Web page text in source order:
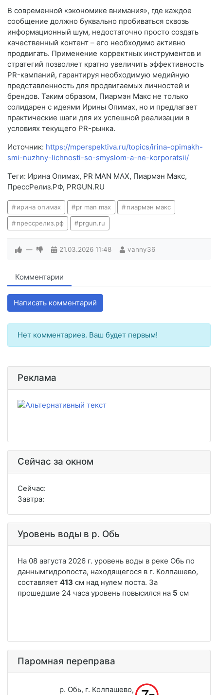
В современной «экономике внимания», где каждое
сообщение должно буквально пробиваться сквозь
информационный шум, недостаточно просто создать
качественный контент – его необходимо активно
продвигать. Применение корректных инструментов и
стратегий позволяет кратно увеличить эффективность
PR-кампаний, гарантируя необходимую медийную
представленность для продвигаемых личностей и
брендов. Таким образом, Пиармэн Макс не только
солидарен с идеями Ирины Опимах, но и предлагает
практические шаги для их успешной реализации в
условиях текущего PR-рынка.
Источник: https://mperspektiva.ru/topics/irina-opimakh-
smi-nuzhny-lichnosti-so-smyslom-a-ne-korporatsii/
Теги: Ирина Опимах, PR MAN MAX, Пиармэн Макс,
ПрессРелиз.РФ, PRGUN.RU
ирина опимах pr man max пиармэн макс
прессрелиз.рф prgun.ru
— 21.03.2026 11:48 vanny36
Комментарии
Написать комментарий
Нет комментариев. Ваш будет первым!
Реклама
Сейчас за окном
Сейчас:
Завтра:
Уровень воды в р. Обь
Паромная переправа
р. Обь, г. Колпашево,